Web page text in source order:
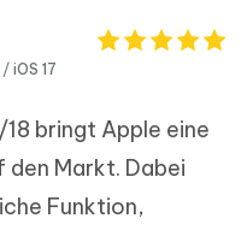
/ iOS 17
bringt Apple eine
den Markt. Dabei
Funktion,